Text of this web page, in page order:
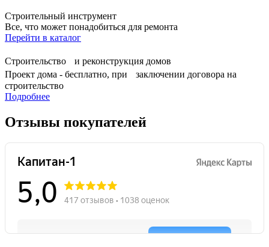
Строительный инструмент
Все, что может понадобиться для ремонта
Перейти в каталог
Строительство и реконструкция домов
Проект дома - бесплатно, при заключении договора на
строительство
Подробнее
Отзывы покупателей